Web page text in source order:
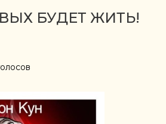
БУДЕТ ЖИТЬ!